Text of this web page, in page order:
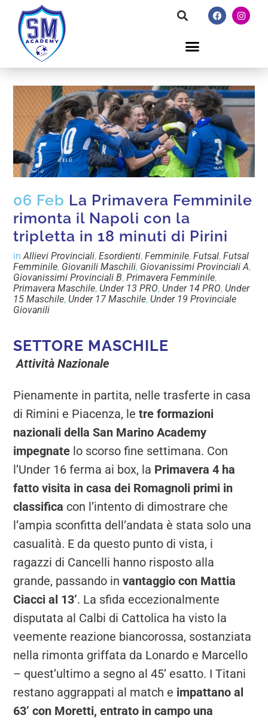
06 Feb La Primavera Femminile
rimonta il Napoli con la
tripletta in 18 minuti di Pirini
inAllievi Provinciali,Esordienti,Femminile,Futsal,Futsal
Femminile, Giovanili Maschili, Giovanissimi Provinciali A,
Giovanissimi Provinciali B,Primavera Femminile,
Primavera Maschile, Under 13 PRO, Under 14 PRO, Under
15 Maschile, Under 17 Maschile, Under 19 Provinciale
Giovanili
SETTORE MASCHILE
Attività Nazionale
Pienamente in partita, nelle trasferte in casa
di Rimini e Piacenza, letre formazioni
nazionali della San Marino Academy
impegnate lo scorso fine settimana. Con
l’Under 16 ferma ai box, la Primavera 4 ha
fatto visita in casa dei Romagnoli primi in
classifica con l’intento di dimostrare che
l’ampia sconfitta dell’andata è stata solo una
casualità. E da questo punto di vista, i
ragazzi di Cancelli hanno risposto alla
grande, passando invantaggio con Mattia
Ciacci al 13’. La sfida eccezionalmente
disputata al Calbi di Cattolica ha visto la
veemente reazione biancorossa, sostanziata
nella rimonta griffata da Lonardo e Marcello
– quest’ultimo a segno al 45’ esatto. I Titani
restano aggrappati al match e impattano al
63’ con Moretti, entrato in campo una